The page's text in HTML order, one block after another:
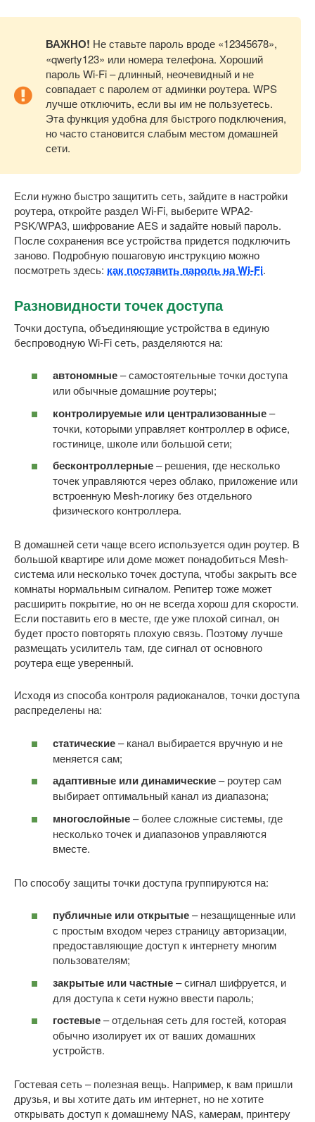
ВАЖНО! Не ставьте пароль вроде «12345678»,
«qwerty123» или номера телефона. Хороший
пароль Wi-Fi – длинный, неочевидный и не
совпадает с паролем от админки роутера. WPS
лучше отключить, если вы им не пользуетесь.
Эта функция удобна для быстрого подключения,
но часто становится слабым местом домашней
сети.
Если нужно быстро защитить сеть, зайдите в настройки
роутера, откройте раздел Wi-Fi, выберите WPA2-
PSK/WPA3, шифрование AES и задайте новый пароль.
После сохранения все устройства придется подключить
заново. Подробную пошаговую инструкцию можно
посмотреть здесь: как поставить пароль на Wi-Fi.
Разновидности точек доступа
Точки доступа, объединяющие устройства в единую
беспроводную Wi-Fi сеть, разделяются на:
автономные– самостоятельные точки доступа
или обычные домашние роутеры;
контролируемые или централизованные–
точки, которыми управляет контроллер в офисе,
гостинице, школе или большой сети;
бесконтроллерные– решения, где несколько
точек управляются через облако, приложение или
встроенную Mesh-логику без отдельного
физического контроллера.
В домашней сети чаще всего используется один роутер. В
большой квартире или доме может понадобиться Mesh-
система или несколько точек доступа, чтобы закрыть все
комнаты нормальным сигналом. Репитер тоже может
расширить покрытие, но он не всегда хорош для скорости.
Если поставить его в месте, где уже плохой сигнал, он
будет просто повторять плохую связь. Поэтому лучше
размещать усилитель там, где сигнал от основного
роутера еще уверенный.
Исходя из способа контроля радиоканалов, точки доступа
распределены на:
статические– канал выбирается вручную и не
меняется сам;
адаптивные или динамические– роутер сам
выбирает оптимальный канал из диапазона;
многослойные– более сложные системы, где
несколько точек и диапазонов управляются
вместе.
По способу защиты точки доступа группируются на:
публичные или открытые– незащищенные или
с простым входом через страницу авторизации,
предоставляющие доступ к интернету многим
пользователям;
закрытые или частные– сигнал шифруется, и
для доступа к сети нужно ввести пароль;
гостевые– отдельная сеть для гостей, которая
обычно изолирует их от ваших домашних
устройств.
Гостевая сеть – полезная вещь. Например, к вам пришли
друзья, и вы хотите дать им интернет, но не хотите
открывать доступ к домашнему NAS, камерам, принтеру